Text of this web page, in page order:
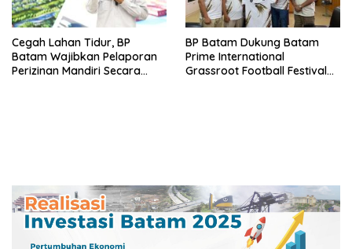
Cegah Lahan Tidur, BP
Batam Wajibkan Pelaporan
Perizinan Mandiri Secara
BP Batam Dukung Batam
Prime International
Grassroot Football Festival